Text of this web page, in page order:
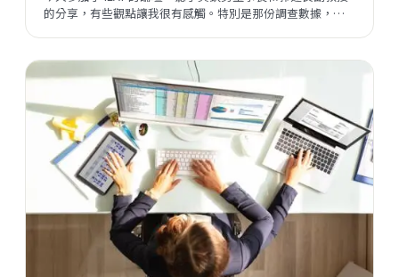
的分享，有些觀點讓我很有感觸。特別是那份調查數據，把